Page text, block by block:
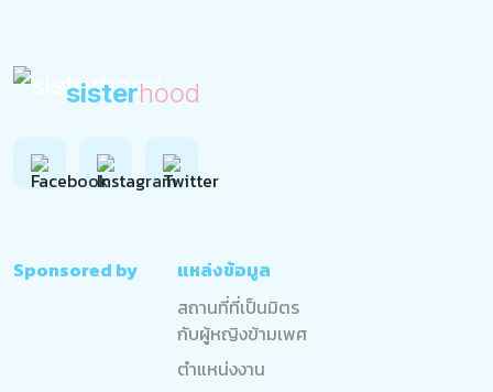
sisterhood
Sponsored by
แหล่งข้อมูล
สถานที่ที่เป็นมิตร
กับผู้หญิงข้ามเพศ
ตำแหน่งงาน